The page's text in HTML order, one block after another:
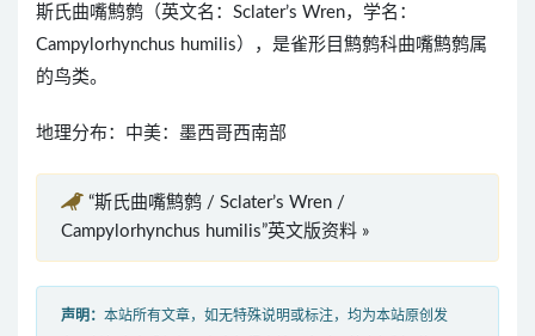
斯氏曲嘴鹪鹩（英文名：Sclater’s Wren，学名：
Campylorhynchus humilis），是雀形目鹪鹩科曲嘴鹪鹩属
的鸟类。
地理分布：中美：墨西哥西南部
“斯氏曲嘴鹪鹩 / Sclater’s Wren /
Campylorhynchus humilis”英文版资料 »
声明： 本站所有文章，如无特殊说明或标注，均为本站原创发